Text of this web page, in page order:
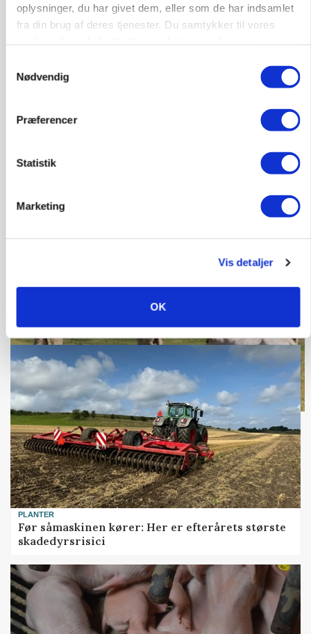
oplysninger, du har givet dem, eller som de har indsamlet
fra din brug af deres tjenester. Du samtykker til vores
Nødvendig
Præferencer
Statistik
Marketing
Vis detaljer
OK
»Nu stopper I«: Landbrugsdebattør og
Snart kan man søge tilskud til naturprojekter
Annonce
Loading...
PLANTER
Før såmaskinen kører: Her er efterårets største
skadedyrsrisici